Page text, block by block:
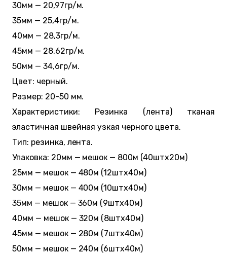
30мм — 20,97гр/м.
35мм — 25,4гр/м.
40мм — 28,3гр/м.
45мм — 28,62гр/м.
50мм — 34,6гр/м.
Цвет: черный.
Размер: 20-50 мм.
Характеристики: Резинка (лента) тканая
эластичная швейная узкая черного цвета.
Тип: резинка, лента.
Упаковка: 20мм — мешок — 800м (40штx20м)
25мм — мешок — 480м (12штx40м)
30мм — мешок — 400м (10штx40м)
35мм — мешок — 360м (9штx40м)
40мм — мешок — 320м (8штx40м)
45мм — мешок — 280м (7штx40м)
50мм — мешок — 240м (6штx40м)